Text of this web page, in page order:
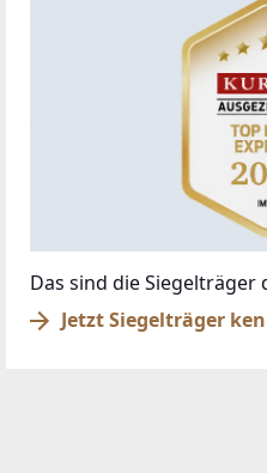
Das sind die Siegelträger
Jetzt Siegelträger